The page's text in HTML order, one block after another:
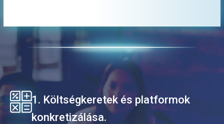
1. Költségkeretek és platformok
konkretizálása.